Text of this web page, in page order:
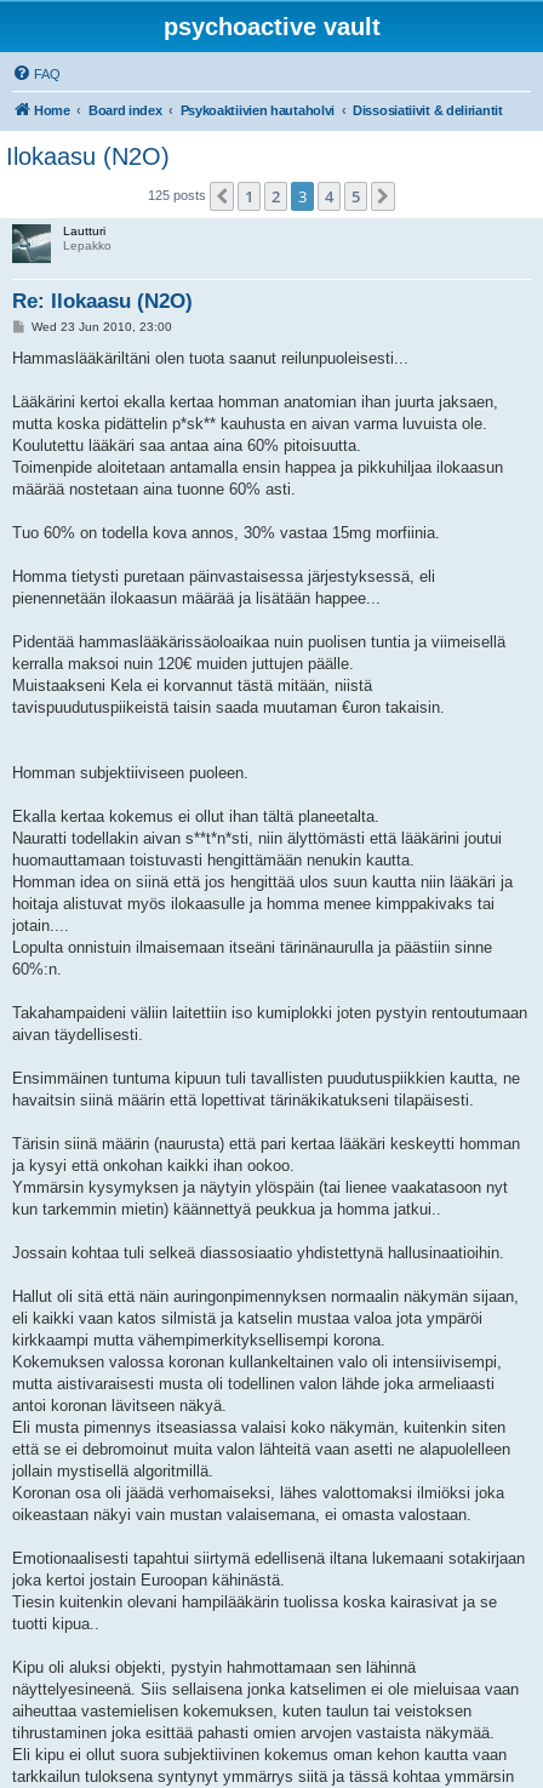
psychoactive vault
FAQ
Home Board index Psykoaktiivien hautaholvi Dissosiatiivit & deliriantit
Ilokaasu (N2O)
125 posts Previous
1 2 3 4 5
Lautturi
Lepakko
Re: Ilokaasu (N2O)
P
s
Wed 23 Jun 2010, 23:00
Hammaslääkäriltäni olen tuota saanut reilunpuoleisesti...
Lääkärini kertoi ekalla kertaa homman anatomian ihan juurta jaksaen,
mutta koska pidättelin p*sk** kauhusta en aivan varma luvuista ole.
Koulutettu lääkäri saa antaa aina 60% pitoisuutta.
Toimenpide aloitetaan antamalla ensin happea ja pikkuhiljaa ilokaasun
määrää nostetaan aina tuonne 60% asti.
Tuo 60% on todella kova annos, 30% vastaa 15mg morfiinia.
Homma tietysti puretaan päinvastaisessa järjestyksessä, eli
pienennetään ilokaasun määrää ja lisätään happee...
Pidentää hammaslääkärissäoloaikaa nuin puolisen tuntia ja viimeisellä
kerralla maksoi nuin 120€ muiden juttujen päälle.
Muistaakseni Kela ei korvannut tästä mitään, niistä
tavispuudutuspiikeistä taisin saada muutaman €uron takaisin.
Homman subjektiiviseen puoleen.
Ekalla kertaa kokemus ei ollut ihan tältä planeetalta.
Nauratti todellakin aivan s**t*n*sti, niin älyttömästi että lääkärini joutui
huomauttamaan toistuvasti hengittämään nenukin kautta.
Homman idea on siinä että jos hengittää ulos suun kautta niin lääkäri ja
hoitaja alistuvat myös ilokaasulle ja homma menee kimppakivaks tai
jotain....
Lopulta onnistuin ilmaisemaan itseäni tärinänaurulla ja päästiin sinne
60%:n.
Takahampaideni väliin laitettiin iso kumiplokki joten pystyin rentoutumaan
aivan täydellisesti.
Ensimmäinen tuntuma kipuun tuli tavallisten puudutuspiikkien kautta, ne
havaitsin siinä määrin että lopettivat tärinäkikatukseni tilapäisesti.
Tärisin siinä määrin (naurusta) että pari kertaa lääkäri keskeytti homman
ja kysyi että onkohan kaikki ihan ookoo.
Ymmärsin kysymyksen ja näytyin ylöspäin (tai lienee vaakatasoon nyt
kun tarkemmin mietin) käännettyä peukkua ja homma jatkui..
Jossain kohtaa tuli selkeä diassosiaatio yhdistettynä hallusinaatioihin.
Hallut oli sitä että näin auringonpimennyksen normaalin näkymän sijaan,
eli kaikki vaan katos silmistä ja katselin mustaa valoa jota ympäröi
kirkkaampi mutta vähempimerkityksellisempi korona.
Kokemuksen valossa koronan kullankeltainen valo oli intensiivisempi,
mutta aistivaraisesti musta oli todellinen valon lähde joka armeliaasti
antoi koronan lävitseen näkyä.
Eli musta pimennys itseasiassa valaisi koko näkymän, kuitenkin siten
että se ei debromoinut muita valon lähteitä vaan asetti ne alapuolelleen
jollain mystisellä algoritmillä.
Koronan osa oli jäädä verhomaiseksi, lähes valottomaksi ilmiöksi joka
oikeastaan näkyi vain mustan valaisemana, ei omasta valostaan.
Emotionaalisesti tapahtui siirtymä edellisenä iltana lukemaani sotakirjaan
joka kertoi jostain Euroopan kähinästä.
Tiesin kuitenkin olevani hampilääkärin tuolissa koska kairasivat ja se
tuotti kipua..
Kipu oli aluksi objekti, pystyin hahmottamaan sen lähinnä
näyttelyesineenä. Siis sellaisena jonka katselimen ei ole mieluisaa vaan
aiheuttaa vastemielisen kokemuksen, kuten taulun tai veistoksen
tihrustaminen joka esittää pahasti omien arvojen vastaista näkymää.
Eli kipu ei ollut suora subjektiivinen kokemus oman kehon kautta vaan
tarkkailun tuloksena syntynyt ymmärrys siitä ja tässä kohtaa ymmärsin